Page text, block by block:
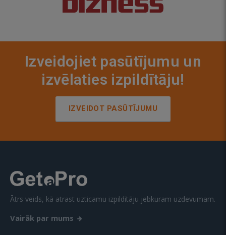
Izveidojiet pasūtījumu un
izvēlaties izpildītāju!
IZVEIDOT PASŪTĪJUMU
Ātrs veids, kā atrast uzticamu izpildītāju jebkuram uzdevumam.
Vairāk par mums